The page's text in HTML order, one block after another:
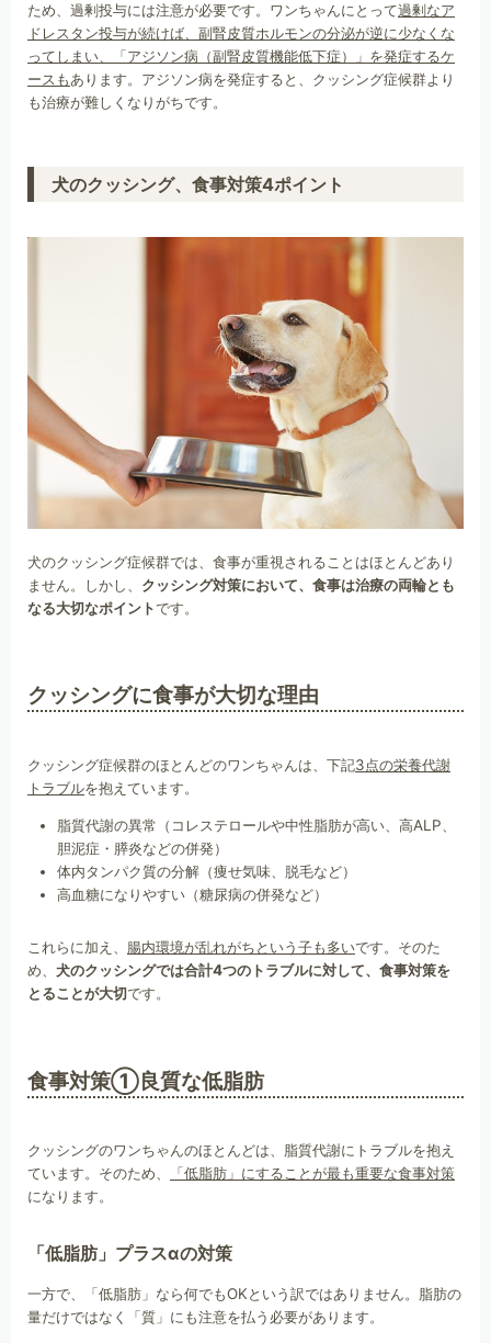
ため、過剰投与には注意が必要です。ワンちゃんにとって過剰なア
ドレスタン投与が続けば、副腎皮質ホルモンの分泌が逆に少なくな
ってしまい、「アジソン病（副腎皮質機能低下症）」を発症するケ
ースもあります。アジソン病を発症すると、クッシング症候群より
も治療が難しくなりがちです。
犬のクッシング、食事対策4ポイント
犬のクッシング症候群では、食事が重視されることはほとんどあり
ません。しかし、 クッシング対策において、食事は治療の両輪とも
なる大切なポイントです。
クッシングに食事が大切な理由
クッシング症候群のほとんどのワンちゃんは、下記3点の栄養代謝
トラブルを抱えています。
脂質代謝の異常（コレステロールや中性脂肪が高い、高ALP、
胆泥症・膵炎などの併発）
体内タンパク質の分解（痩せ気味、脱毛など）
高血糖になりやすい（糖尿病の併発など）
これらに加え、 腸内環境が乱れがちという子も多いです。そのた
め、 犬のクッシングでは合計4つのトラブルに対して、食事対策を
とることが大切です。
食事対策①良質な低脂肪
クッシングのワンちゃんのほとんどは、脂質代謝にトラブルを抱え
ています。そのため、
「低脂肪」にすることが最も重要な食事対策
になります。
「低脂肪」プラスαの対策
一方で、「低脂肪」なら何でもOKという訳ではありません。脂肪の
量だけではなく「質」にも注意を払う必要があります。